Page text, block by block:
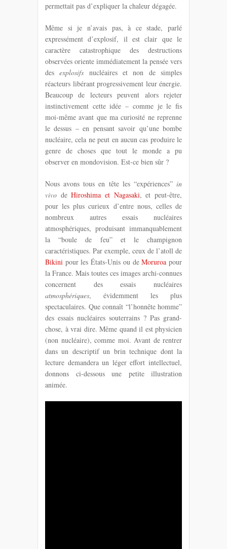
permettait pas d’expliquer la chaleur dégagée.
Même si je n’avais pas, à ce stade, parlé
expressément d’explosif, il est clair que le
caractère catastrophique des destructions
observées oriente immédiatement la pensée vers
desexplosifs nucléaires et non de simples
réacteurs libérant progressivement leur énergie.
Beaucoup de lecteurs peuvent alors rejeter
instinctivement cette idée – comme je le fis
moi-même avant que ma curiosité ne reprenne
le dessus – en pensant savoir qu’une bombe
nucléaire, cela ne peut en aucun cas produire le
genre de choses que tout le monde a pu
observer en mondovision. Est-ce bien sûr ?
Nous avons tous en tête les “expériences” in
vivo deHiroshima et Nagasaki, et peut-être,
pour les plus curieux d’entre nous, celles de
nombreux autres essais nucléaires
atmosphériques, produisant immanquablement
la “boule de feu” et le champignon
caractéristiques. Par exemple, ceux de l’atoll de
Bikini pour les États-Unis ou deMoruroa pour
la France. Mais toutes ces images archi-connues
concernent des essais nucléaires
atmosphériques, évidemment les plus
spectaculaires. Que connaît “l’honnête homme”
des essais nucléaires souterrains ? Pas grand-
chose, à vrai dire. Même quand il est physicien
(non nucléaire), comme moi. Avant de rentrer
dans un descriptif un brin technique dont la
lecture demandera un léger effort intellectuel,
donnons ci-dessous une petite illustration
animée.